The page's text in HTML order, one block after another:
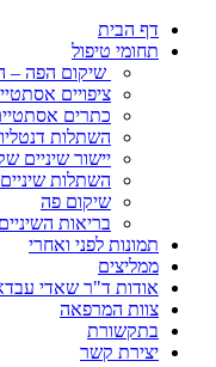
דף הבית
תחומי טיפול
שיקום הפה –
ציפויים
כתרים
השתלות
יישור שיניים
השתלות
שיקום פה
בריאות
תמונות לפני ואחרי
ממליצים
אודות ד"ר שאדי
צוות המרפאה
בתקשורת
יצירת קשר